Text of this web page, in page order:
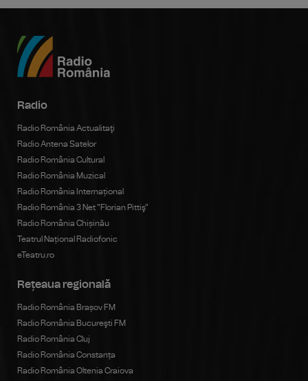
Radio
Radio România Actualitaţi
Radio Antena Satelor
Radio România Cultural
Radio România Muzical
Radio România Internațional
Radio România 3 Net "Florian Pittiş"
Radio România Chișinău
Teatrul Național Radiofonic
eTeatru.ro
Rețeaua regională
Radio România Brașov FM
Radio România Bucureşti FM
Radio România Cluj
Radio România Constanța
Radio România Oltenia Craiova